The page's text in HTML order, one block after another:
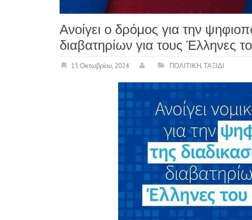
Ανοίγει ο δρόμος για την
διαβατηρίων για τους Έλληνες
15 Οκτωβρίου, 2024 ΠΟΛΙΤΙΚΗ,ΤΑΞΙΔΙ